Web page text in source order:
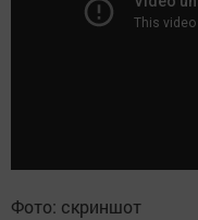
Фото: скриншот